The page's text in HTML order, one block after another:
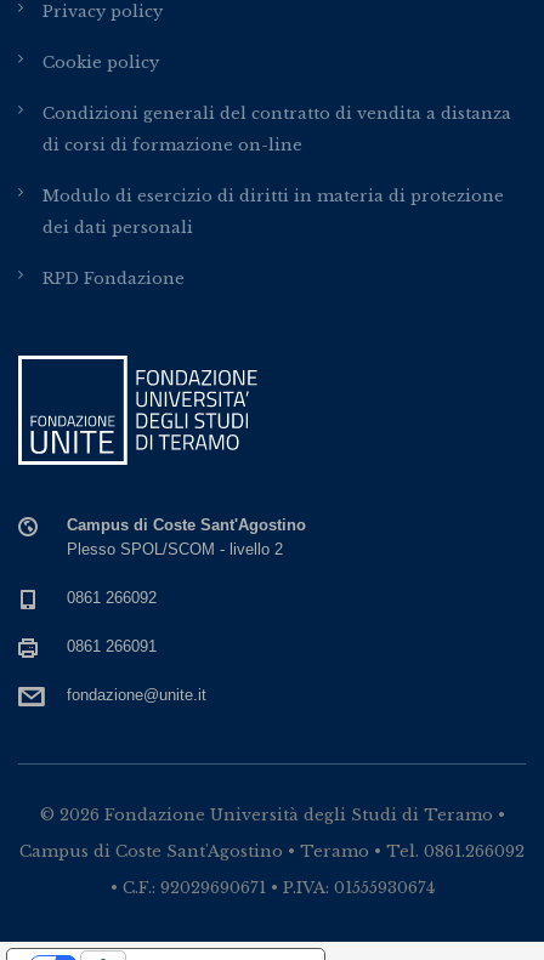
Privacy policy
Cookie policy
Condizioni generali del contratto di vendita a distanza
di corsi di formazione on-line
Modulo di esercizio di diritti in materia di protezione
dei dati personali
RPD Fondazione
Campus di Coste Sant'Agostino
Plesso SPOL/SCOM - livello 2
0861 266092
0861 266091
fondazione@unite.it
© 2026 Fondazione Università degli Studi di Teramo •
Campus di Coste Sant'Agostino • Teramo • Tel. 0861.266092
• C.F.: 92029690671 • P.IVA: 01555930674